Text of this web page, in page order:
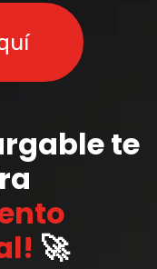
te
🚀